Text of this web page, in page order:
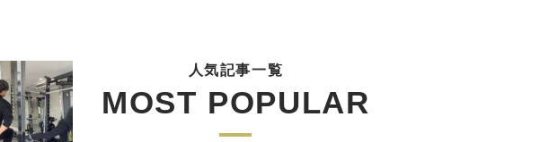
人気記事一覧
MOST POPULAR